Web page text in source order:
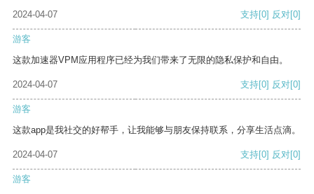
2024-04-07
支持[0] 反对[0]
游客
这款加速器VPM应用程序已经为我们带来了无限的隐私保护和自由。
2024-04-07 支持[0] 反对[0]
游客
这款app是我社交的好帮手，让我能够与朋友保持联系，分享生活点滴。
2024-04-07 支持[0] 反对[0]
游客